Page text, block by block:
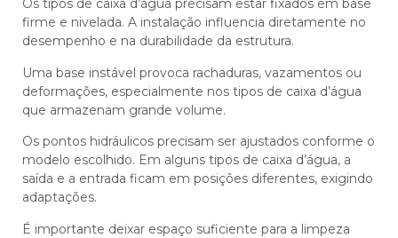
Os tipos de caixa d’água precisam estar fixados em base
firme e nivelada. A instalação influencia diretamente no
desempenho e na durabilidade da estrutura.
Uma base instável provoca rachaduras, vazamentos ou
deformações, especialmente nos tipos de caixa d’água
que armazenam grande volume.
Os pontos hidráulicos precisam ser ajustados conforme o
modelo escolhido. Em alguns tipos de caixa d’água, a
saída e a entrada ficam em posições diferentes, exigindo
adaptações.
É importante deixar espaço suficiente para a limpeza